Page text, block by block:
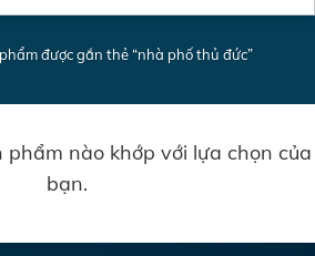
được gắn thẻ “nhà phố thủ đức”
nào khớp với lựa chọn của
bạn.